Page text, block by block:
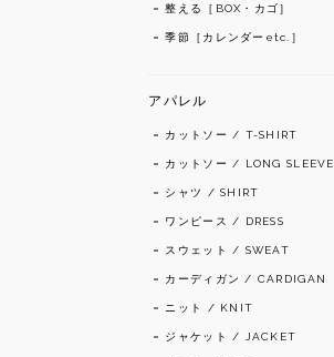
整える［BOX・カゴ］
季節［カレンダーetc.］
アパレル
カットソー / T-SHIRT
カットソー / LONG SLEEVE
シャツ / SHIRT
ワンピース / DRESS
スウェット / SWEAT
カーディガン / CARDIGAN
ニット / KNIT
ジャケット / JACKET